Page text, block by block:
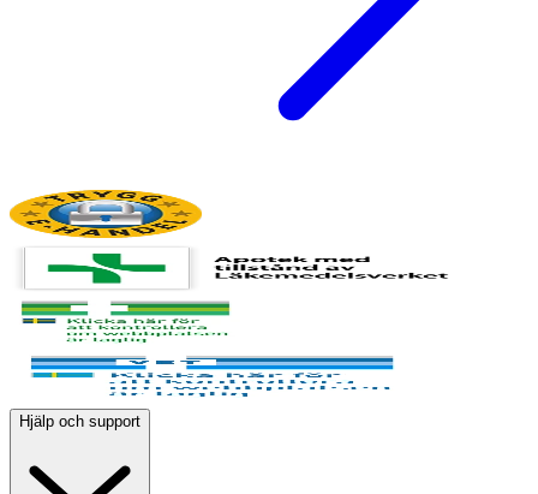
Hjälp och support